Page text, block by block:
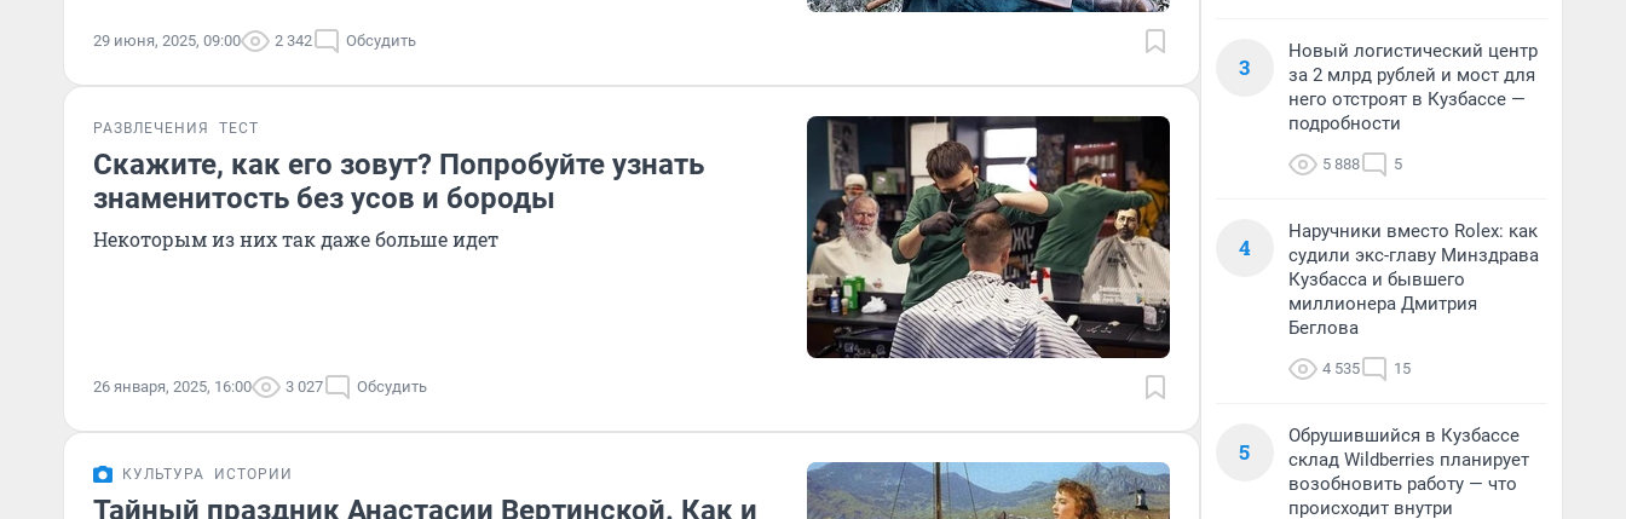
29 июня, 2025, 09:00 2 342 Обсудить
РАЗВЛЕЧЕНИЯ ТЕСТ
Скажите, как его зовут? Попробуйте узнать
знаменитость без усов и бороды
Некоторым из них так даже больше идет
26 января, 2025, 16:00 3 027 Обсудить
КУЛЬТУРА ИСТОРИИ
Тайный праздник Анастасии Вертинской. Как и
3
Новый логистический центр
за 2 млрд рублей и мост для
него отстроят в Кузбассе —
подробности
5 888 5
4
Наручники вместо Rolex: как
судили экс-главу Минздрава
Кузбасса и бывшего
миллионера Дмитрия
Беглова
4 535 15
5
Обрушившийся в Кузбассе
склад Wildberries планирует
возобновить работу — что
происходит внутри